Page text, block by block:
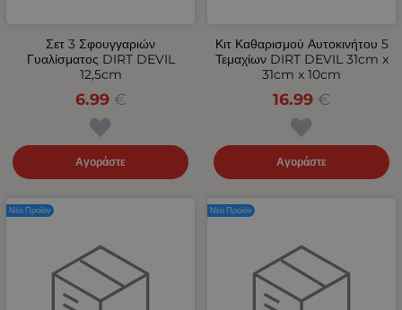
Σετ 3 Σφουγγαριών
Γυαλίσματος DIRT DEVIL
12,5cm
6.99 €
Αγοράστε
Κιτ Καθαρισμού Αυτοκινήτου 5
Τεμαχίων DIRT DEVIL 31cm x
31cm x 10cm
16.99 €
Αγοράστε
Νέο Προϊόν Νέο Προϊόν